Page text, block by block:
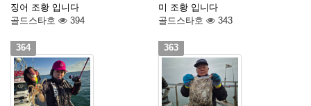
징어 조황 입니다
골드스타호
394
미 조황 입니다
골드스타호
343
364 363